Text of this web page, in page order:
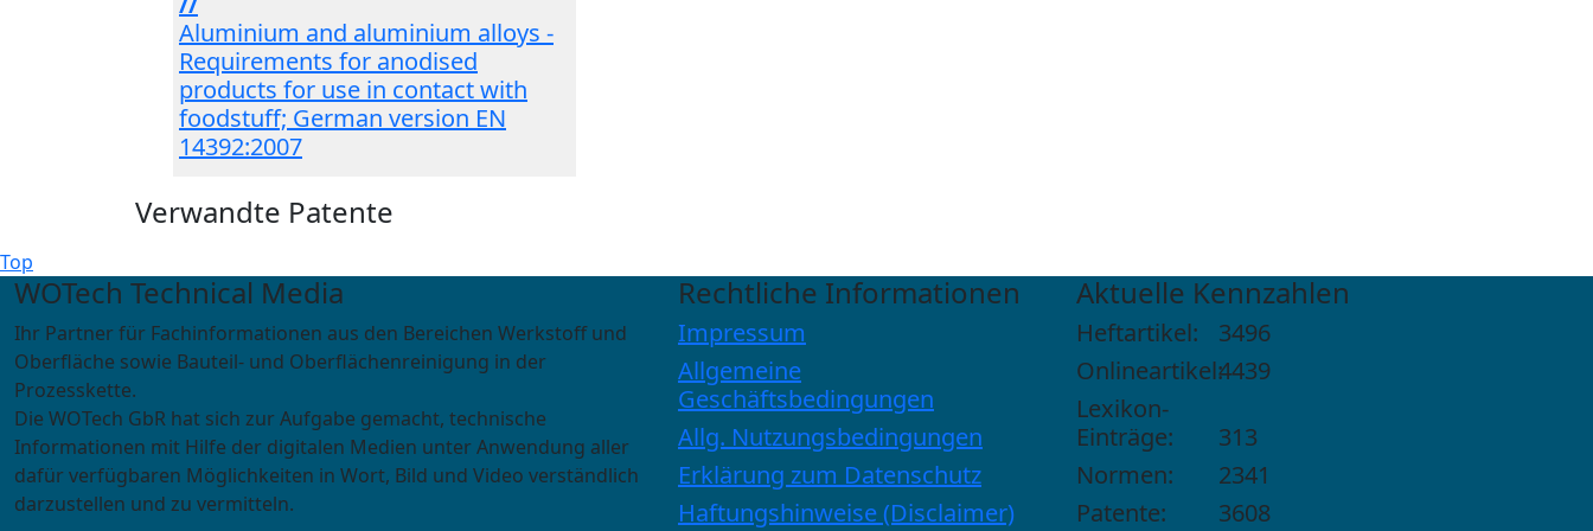
Aluminium and aluminium alloys -
Requirements for anodised
products for use in contact with
foodstuff; German version EN
14392:2007
Verwandte Patente
Top
WOTech Technical Media
Ihr Partner für Fachinformationen aus den Bereichen Werkstoff und
Oberfläche sowie Bauteil- und Oberflächenreinigung in der
Prozesskette.
Die WOTech GbR hat sich zur Aufgabe gemacht, technische
Informationen mit Hilfe der digitalen Medien unter Anwendung aller
dafür verfügbaren Möglichkeiten in Wort, Bild und Video verständlich
darzustellen und zu vermitteln.
Rechtliche Informationen
Impressum
Allgemeine
Geschäftsbedingungen
Allg. Nutzungsbedingungen
Erklärung zum Datenschutz
Haftungshinweise (Disclaimer)
Aktuelle Kennzahlen
Heftartikel:
3496
Onlineartikel:4439
Lexikon-
Einträge:
313
Normen:
2341
Patente:
3608